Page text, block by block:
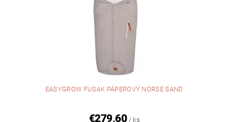
EASYGROW FUSAK PÁPEROVÝ NORSE SAND
€279,60 / ks